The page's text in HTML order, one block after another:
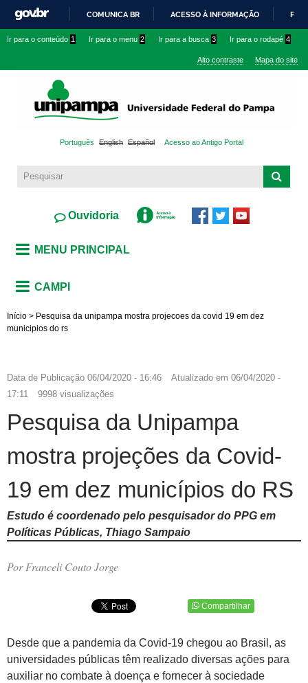
conteúdo
IR
O
COMUNICA BR ACESSO À INFORMAÇÃO
Ir para o conteúdo 1 Ir para o menu 2 Ir para a busca 3 Ir para o rodapé 4
Alto contraste Mapa do site
Português English Español Acesso ao Antigo Portal
Ouvidoria
MENU PRINCIPAL
CAMPI
Início > Pesquisa da unipampa mostra projecoes da covid 19 em dez
municipios do rs
Data de Publicação 06/04/2020 - 16:46 Atualizado em 06/04/2020 -
17:11
9998 visualizações
Pesquisa da Unipampa
mostra projeções da Covid-
19 em dez municípios do RS
Estudo é coordenado pelo pesquisador do PPG em
Políticas Públicas, Thiago Sampaio
Por Franceli Couto Jorge
Compartilhar
Desde que a pandemia da Covid-19 chegou ao Brasil, as
universidades públicas têm realizado diversas ações para
auxiliar no combate à doença e fornecer à sociedade